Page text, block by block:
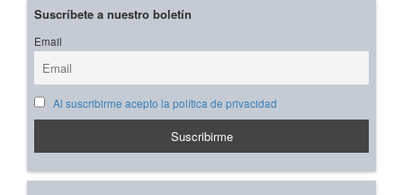
Suscríbete a nuestro boletín
Email
Al suscribirme acepto la política de privacidad